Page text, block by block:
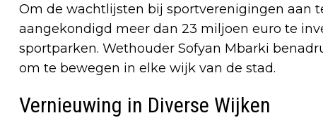
Om de wachtlijsten bij sportverenigingen aan
aangekondigd meer dan 23 miljoen euro te
sportparken. Wethouder Sofyan Mbarki
om te bewegen in elke wijk van de stad.
Vernieuwing in Diverse Wijken